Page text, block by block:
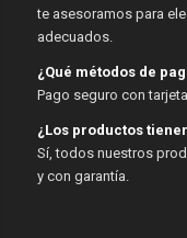
te asesoramos para
adecuados.
¿Qué métodos de
Pago seguro con
¿Los productos
Sí, todos nuestros
y con garantía.